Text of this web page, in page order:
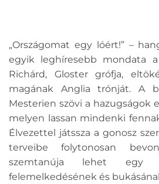
„Országomat egy lóért!” –
egyik leghíresebb mondata
Richárd, Gloster grófja,
magának Anglia trónját. A
Mesterien szövi a hazugságok
melyen lassan mindenki
Élvezettel játssza a gonosz
terveibe folytonosan
szemtanúja lehet egy
felemelkedésének és